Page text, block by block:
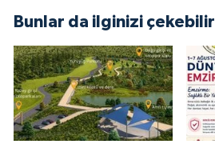
Bunlar da ilginizi çekebilir